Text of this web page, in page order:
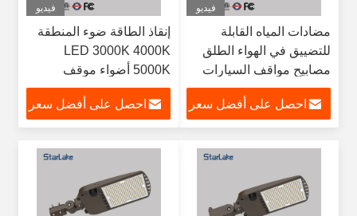
فيديو
مضادات المياه القابلة
للتضييق في الهواء الطلق
مصابيح مواقف السيارات
LED IP65 البرونز
احصل على أفضل سعر
فيديو
إنقاذ الطاقة ضوء المنطقة
LED 3000K 4000K
5000K أضواء موقف
السيارات LED
احصل على أفضل سعر